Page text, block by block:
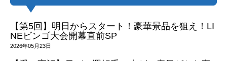
【第5回】明日からスタート！豪華景品を狙え！LI
NEビンゴ大会開幕直前SP
2026年05月23日